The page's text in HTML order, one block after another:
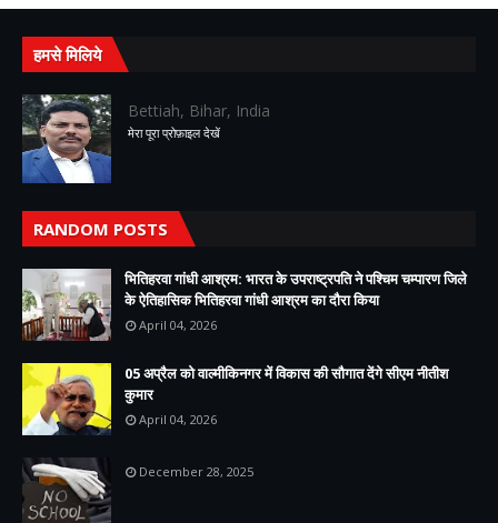
हमसे मिलिये
Bettiah, Bihar, India
मेरा पूरा प्रोफ़ाइल देखें
RANDOM POSTS
भितिहरवा गांधी आश्रम: भारत के उपराष्ट्रपति ने पश्चिम चम्पारण जिले
के ऐतिहासिक भितिहरवा गांधी आश्रम का दौरा किया
April 04, 2026
05 अप्रैल को वाल्मीकिनगर में विकास की सौगात देंगे सीएम नीतीश
कुमार
April 04, 2026
December 28, 2025